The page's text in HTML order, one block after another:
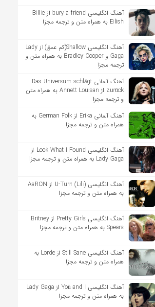
آهنگ انگلیسی bury a friend از Billie
Eilish به همراه متن و ترجمه مجزا
آهنگ انگلیسی Shallow(کم عمق) از Lady
Gaga و Bradley Cooper به همراه متن و
ترجمه مجزا
آهنگ آلمانی Das Universum schlägt
zurück از Annett Louisan به همراه متن
و ترجمه مجزا
آهنگ آلمانی Erika از German Folk به
همراه متن و ترجمه مجزا
آهنگ انگلیسی Look What I Found از
Lady Gaga به همراه متن و ترجمه مجزا
آهنگ انگلیسی U-Turn (Lili) از AaRON
به همراه متن و ترجمه مجزا
آهنگ انگلیسی Pretty Girls از Britney
Spears به همراه متن و ترجمه مجزا
آهنگ انگلیسی Still Sane از Lorde به
همراه متن و ترجمه مجزا
آهنگ انگلیسی Yoü and I از Lady Gaga
به همراه متن و ترجمه مجزا